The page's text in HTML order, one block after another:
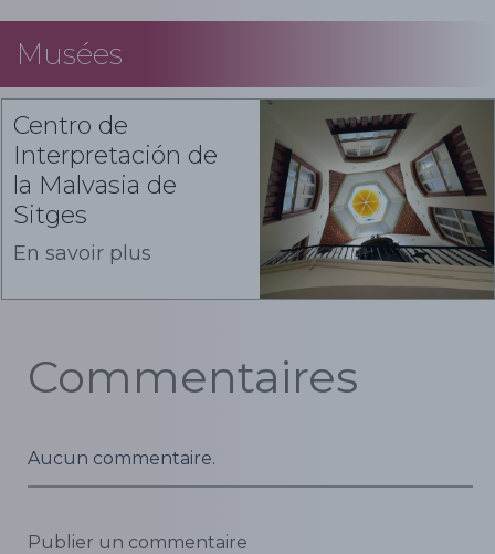
Musées
Centro de
Interpretación de
la Malvasia de
Sitges
En savoir plus
Commentaires
Aucun commentaire.
Publier un commentaire